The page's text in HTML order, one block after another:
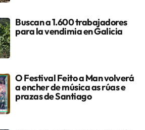
Buscan a 1.600 trabajadores
para la vendimia en Galicia
O Festival Feito a Man volverá
a encher de música as rúas e
prazas de Santiago